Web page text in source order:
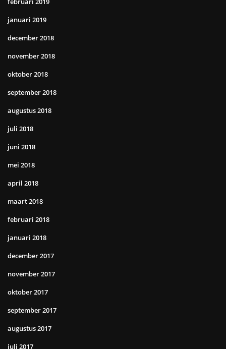
januari 2019
december 2018
november 2018
oktober 2018
september 2018
augustus 2018
juli 2018
juni 2018
mei 2018
april 2018
maart 2018
februari 2018
januari 2018
december 2017
november 2017
oktober 2017
september 2017
augustus 2017
juli 2017